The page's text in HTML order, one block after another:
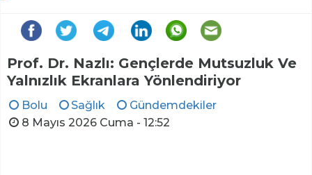
Prof. Dr. Nazlı: Gençlerde Mutsuzluk Ve
Yalnızlık Ekranlara Yönlendiriyor
Bolu Sağlık
Gündemdekiler
8 Mayıs 2026 Cuma - 12:52